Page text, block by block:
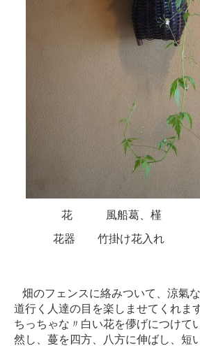
風船葛、槿
竹掛け花入れ
ェンスに絡みついて、涼氣な
人達の目を楽しませてくれま
ゃな〃白い花を儚げにつけてい
蔓を四方、八方に伸ばし、短い